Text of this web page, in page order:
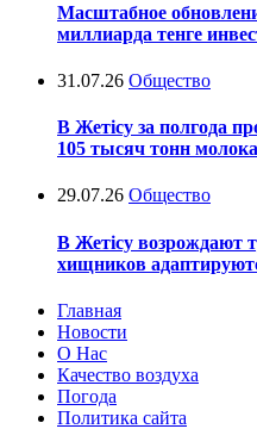
Масштабное
миллиарда тенге
31.07.26 Общество
В Жетісу за полгода
105 тысяч тонн молока
29.07.26 Общество
В Жетісу возрождают
хищников
Главная
Новости
О Нас
Качество воздуха
Погода
Политика сайта